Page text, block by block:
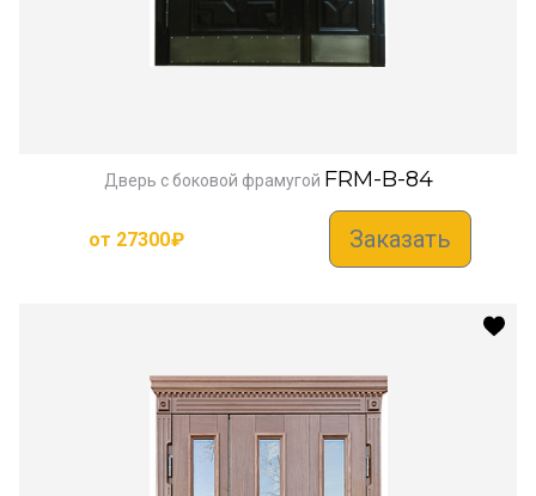
Дверь с боковой фрамугой FRM-B-84
от 27300₽ Заказать